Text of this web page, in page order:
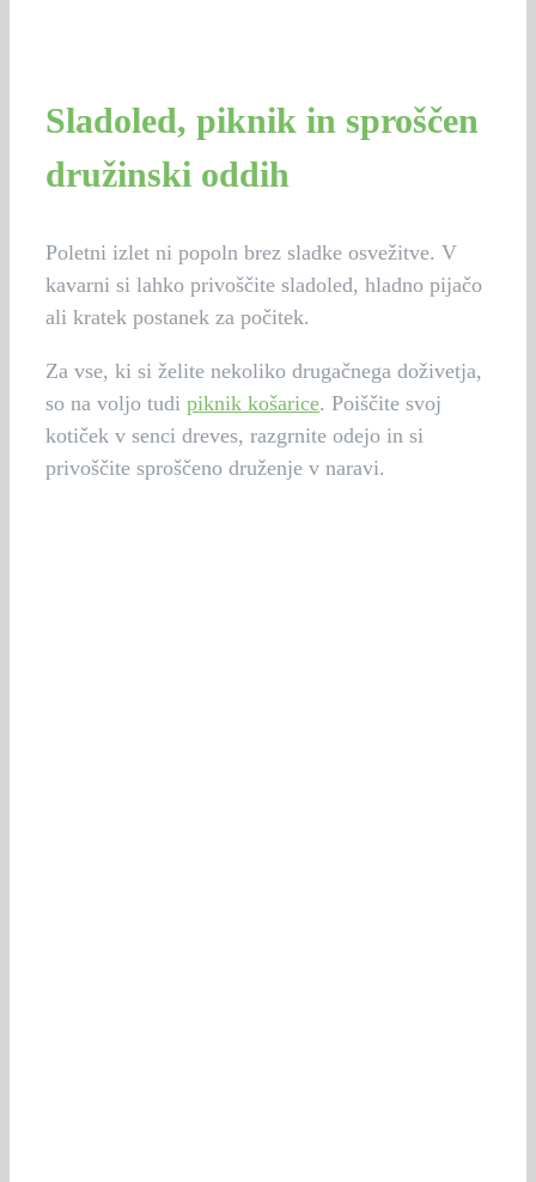
Sladoled, piknik in sproščen
družinski oddih
Poletni izlet ni popoln brez sladke osvežitve. V
kavarni si lahko privoščite sladoled, hladno pijačo
ali kratek postanek za počitek.
Za vse, ki si želite nekoliko drugačnega doživetja,
so na voljo tudi piknik košarice. Poiščite svoj
kotiček v senci dreves, razgrnite odejo in si
privoščite sproščeno druženje v naravi.